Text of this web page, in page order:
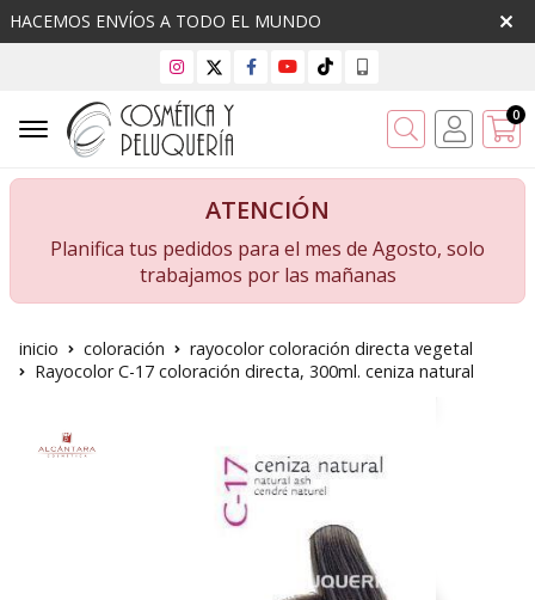
HACEMOS ENVÍOS A TODO EL MUNDO
Buscar 0
ATENCIÓN
Planifica tus pedidos para el mes de Agosto, solo
trabajamos por las mañanas
inicio coloración
rayocolor coloración directa vegetal
Rayocolor C-17 coloración directa, 300ml. ceniza natural